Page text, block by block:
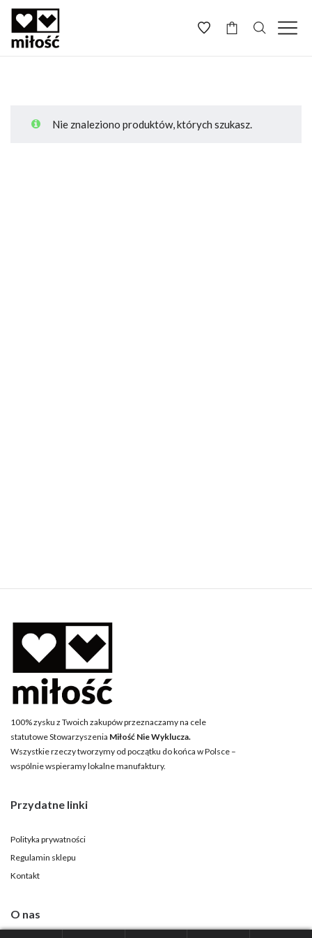
Nie znaleziono produktów, których szukasz.
100% zysku z Twoich zakupów przeznaczamy na cele
statutowe Stowarzyszenia Miłość Nie Wyklucza.
Wszystkie rzeczy tworzymy od początku do końca w Polsce –
wspólnie wspieramy lokalne manufaktury.
Przydatne linki
Polityka prywatności
Regulamin sklepu
Kontakt
O nas